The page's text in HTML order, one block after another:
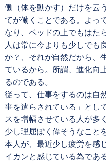
働（体を動かす）だけを云
てが働くことである。よっ
なり、ベッドの上でもはた
人は常に今よりも少しでも
か？、それが自然だから、
ているから。所謂、進化向
るのである。
従って、仕事をするのは自
事を遣らされている」とし
スを増幅させている人が多
少し理屈ぽく偉そうなこと
本人が、最近少し疲労を感
イカンと感じている為であ